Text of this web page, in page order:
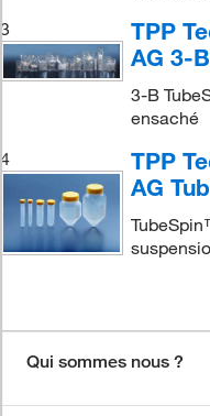
3
TPP
AG 3-
3-B
ensaché
4
TPP
AG
Qui sommes nous ?